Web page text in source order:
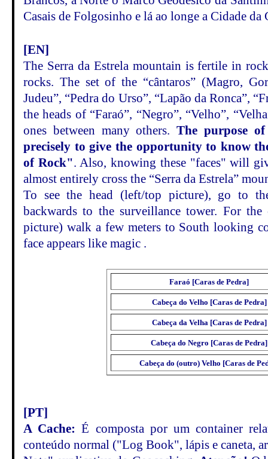
Casais de Folgosinho e lá ao longe a Cidade da
[EN]
The Serra da Estrela mountain is fertile in
rocks. The set of the “cântaros” (Magro,
Judeu”, “Pedra do Urso”, “Lapão da Ronca”,
the heads of “Faraó”, “Negro”, “Velho”,
ones between many others.The purpose
precisely to give the opportunity to know
of Rock". Also, knowing these "faces" will
almost entirely cross the “Serra da Estrela”
To see the head (left/top picture), go to
backwards to the surveillance tower. For
picture) walk a few meters to South looking
face appears like magic .
Faraó [Caras de Pedra]
Cabeça do Velho [Caras de Pedra]
Cabeça da Velha [Caras de Pedra]
Cabeça do Negro [Caras de Pedra]
Cabeça do (outro) Velho [Caras de
[PT]
A Cache: É composta por um container
conteúdo normal ("Log Book", lápis e caneta,